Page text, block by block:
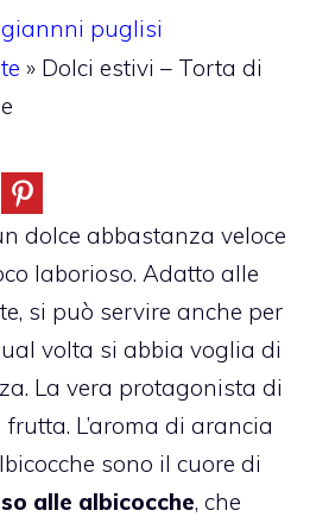
giannni puglisi
» Dolci estivi – Torta di
dolce abbastanza veloce
laborioso. Adatto alle
si può servire anche per
volta si abbia voglia di
La vera protagonista di
L’aroma di arancia
sono il cuore di
alle albicocche, che